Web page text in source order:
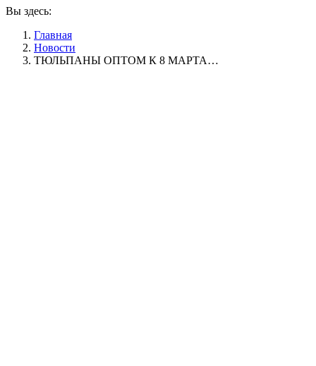
Вы здесь:
Главная
Новости
ТЮЛЬПАНЫ ОПТОМ К 8 МАРТА…